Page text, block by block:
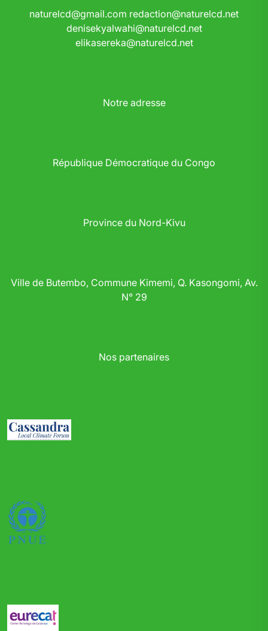
naturelcd@gmail.com redaction@naturelcd.net
denisekyalwahi@naturelcd.net
elikasereka@naturelcd.net
Notre adresse
République Démocratique du Congo
Province du Nord-Kivu
Ville de Butembo, Commune Kimemi, Q. Kasongomi, Av.
N° 29
Nos partenaires